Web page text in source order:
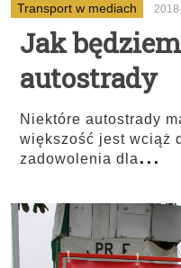
Transport w mediach
Jak
autostrady
Niektóre autostrady
większość jest wciąż
zadowolenia dla ...